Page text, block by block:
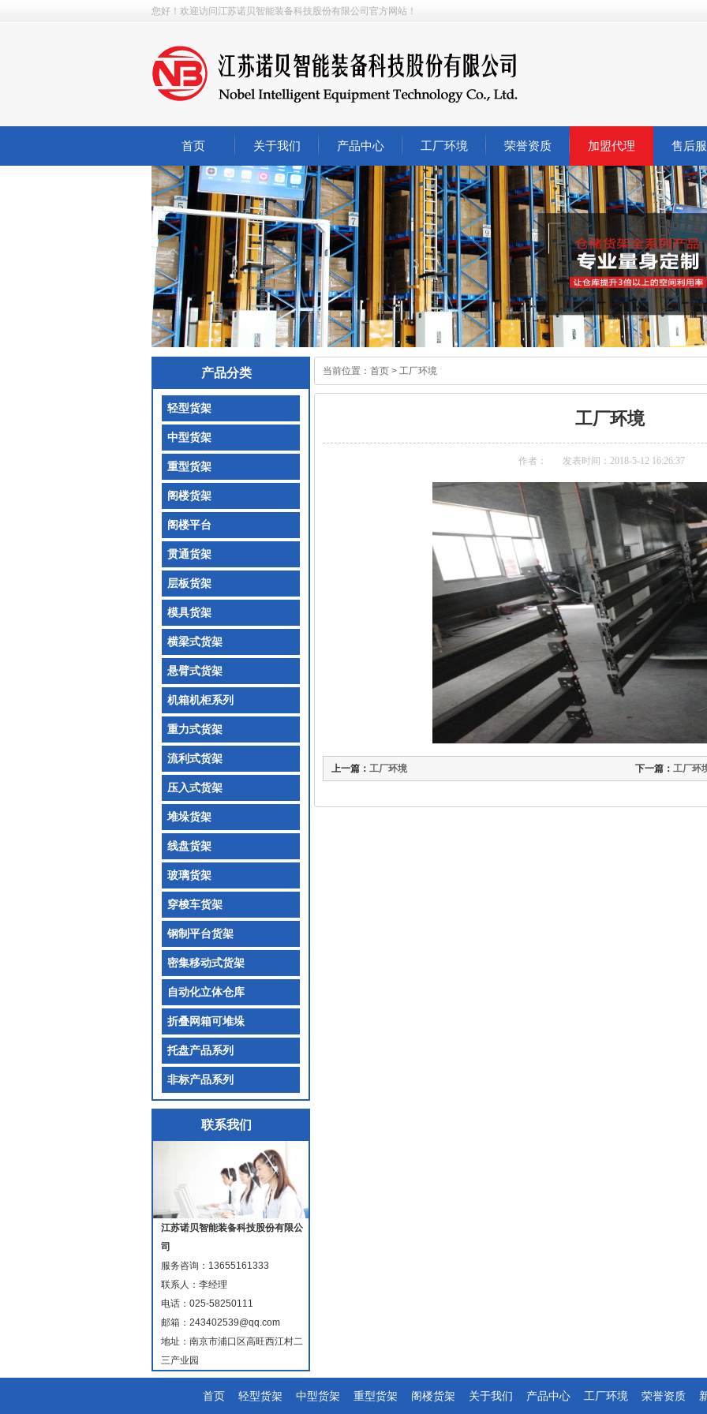
您好！欢迎访问江苏诺贝智能装备科技股份有限公司 官方网站 ！
首页 关于我们 产品中心 工厂环境 荣誉资质 加盟代理 售后
当前位置： 首页 > 工厂环境
工厂环境
作者： 发表时间：2018-5-12 16:26:37
下一篇： 工厂环
上一篇： 工厂环境
产品分类
轻型货架
中型货架
重型货架
阁楼货架
阁楼平台
贯通货架
层板货架
模具货架
横梁式货架
悬臂式货架
机箱机柜系列
重力式货架
流利式货架
压入式货架
堆垛货架
线盘货架
玻璃货架
穿梭车货架
钢制平台货架
密集移动式货架
自动化立体仓库
折叠网箱可堆垛
托盘产品系列
非标产品系列
联系我们
江苏诺贝智能装备科技股份有限公
司
服务咨询： 13655161333
联系人：李经理
电话：025-58250111
邮箱：243402539@qq.com
地址：南京市浦口区高旺西江村二
三产业园
首页 轻型货架 中型货架 重型货架 阁楼货架 关于我们 产品中心 工厂环境 荣誉资质